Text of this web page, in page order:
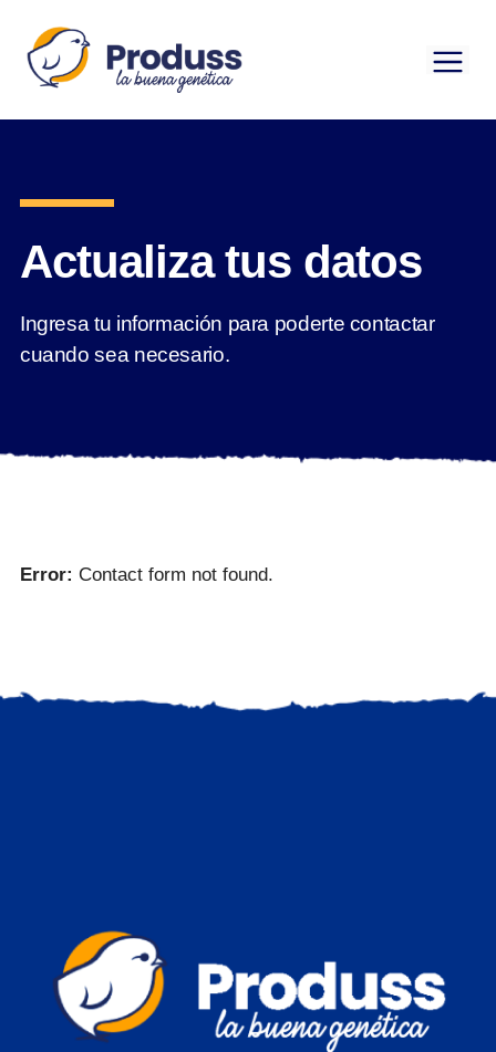
contenido
Actualiza tus datos
Ingresa tu información para poderte contactar
cuando sea necesario.
Error: Contact form not found.